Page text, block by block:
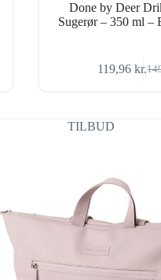
Done by Deer
Sugerør – 350 ml –
119,96kr.
TILBUD